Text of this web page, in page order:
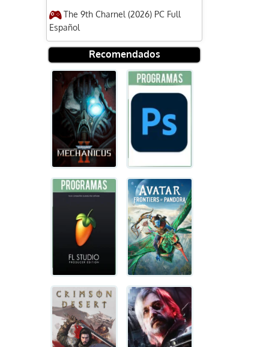
The 9th Charnel (2026) PC Full
Español
Recomendados